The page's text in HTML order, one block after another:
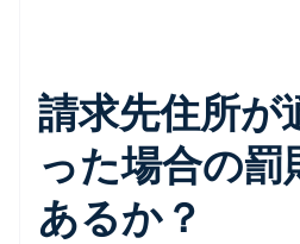
請求先住所が
った場合の
あるか？